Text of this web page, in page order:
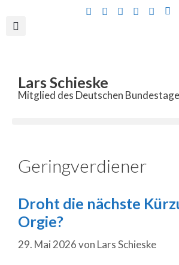
Lars Schieske
Mitglied des Deutschen
Geringverdiener
Droht die nächste
Orgie?
29. Mai 2026von Lars Schieske